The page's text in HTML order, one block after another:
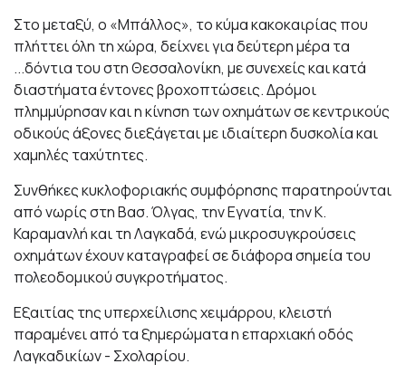
Στο μεταξύ, ο «Μπάλλος», το κύμα κακοκαιρίας που
πλήττει όλη τη χώρα, δείχνει για δεύτερη μέρα τα
...δόντια του στη Θεσσαλονίκη, με συνεχείς και κατά
διαστήματα έντονες βροχοπτώσεις. Δρόμοι
πλημμύρησαν και η κίνηση των οχημάτων σε κεντρικούς
οδικούς άξονες διεξάγεται με ιδιαίτερη δυσκολία και
χαμηλές ταχύτητες.
Συνθήκες κυκλοφοριακής συμφόρησης παρατηρούνται
από νωρίς στη Βασ. Όλγας, την Εγνατία, την Κ.
Καραμανλή και τη Λαγκαδά, ενώ μικροσυγκρούσεις
οχημάτων έχουν καταγραφεί σε διάφορα σημεία του
πολεοδομικού συγκροτήματος.
Εξαιτίας της υπερχείλισης χειμάρρου, κλειστή
παραμένει από τα ξημερώματα η επαρχιακή οδός
Λαγκαδικίων - Σχολαρίου.